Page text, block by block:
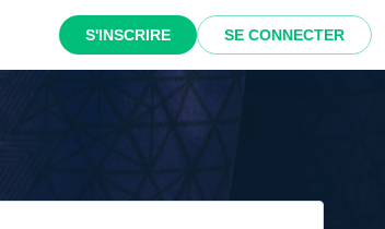
S'INSCRIRE SE CONNECTER